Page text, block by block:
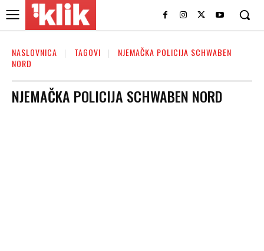
NASLOVNICA TAGOVI
NJEMAČKA POLICIJA SCHWABEN
NORD
NJEMAČKA POLICIJA SCHWABEN NORD